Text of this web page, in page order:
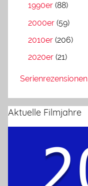
1990er (88)
2000er (59)
2010er (206)
2020er (21)
Serienrezensionen
Aktuelle Filmjahre